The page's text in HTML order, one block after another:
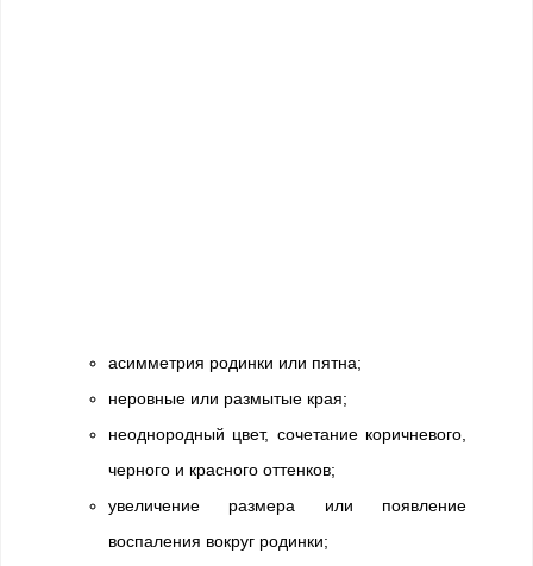
асимметрия родинки или пятна;
неровные или размытые края;
неоднородный цвет, сочетание коричневого,
черного и красного оттенков;
увеличение размера или появление
воспаления вокруг родинки;